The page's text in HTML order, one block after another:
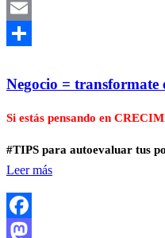
Mastodon
Email
Negocio = transformate
Si estás pensando en
#TIPS para autoevaluar tus
Leer más
Facebook